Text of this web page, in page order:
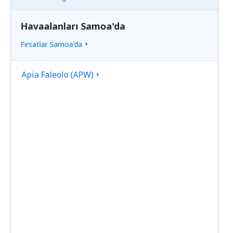
Havaalanları Samoa'da
Fırsatlar Samoa'da
Apia Faleolo (APW)